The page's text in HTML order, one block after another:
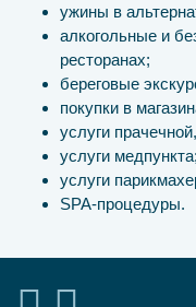
ужины в
алкогольные и
ресторанах;
береговые
покупки в
услуги
услуги медпункта;
услуги
SPA-процедуры.